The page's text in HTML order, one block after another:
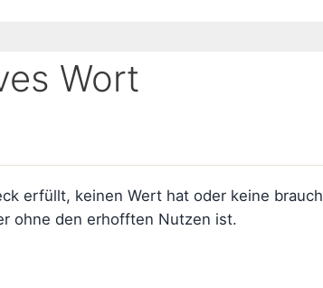
Wort
erfüllt, keinen Wert hat oder keine
ohne den erhofften Nutzen ist.